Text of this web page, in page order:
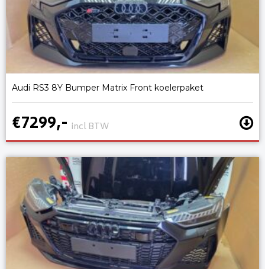
Audi RS3 8Y Bumper Matrix Front koelerpaket
€7299,- incl BTW